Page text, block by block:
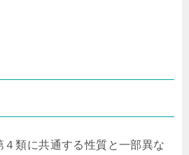
４類に共通する性質と一部異な